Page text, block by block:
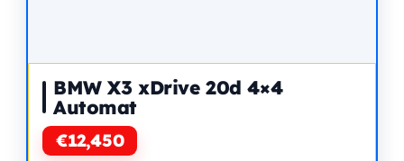
BMW X3 xDrive 20d 4×4
Automat
€12,450